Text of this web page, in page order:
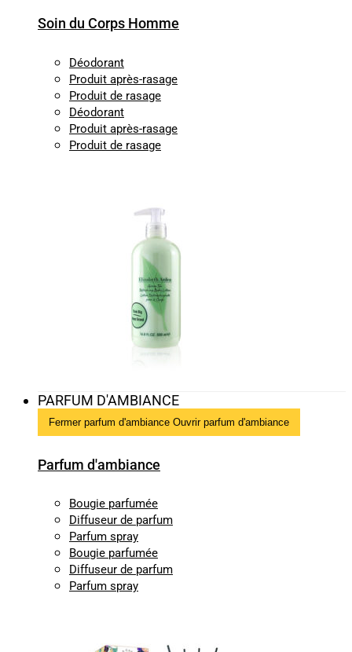
Soin du Corps Homme
Déodorant
Produit après-rasage
Produit de rasage
Déodorant
Produit après-rasage
Produit de rasage
PARFUM D'AMBIANCE
Fermer parfum d'ambiance Ouvrir parfum d'ambiance
Parfum d'ambiance
Bougie parfumée
Diffuseur de parfum
Parfum spray
Bougie parfumée
Diffuseur de parfum
Parfum spray